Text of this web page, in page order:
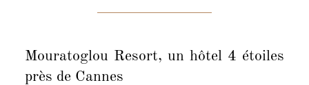
Mouratoglou Resort, un hôtel 4 étoiles
près de Cannes